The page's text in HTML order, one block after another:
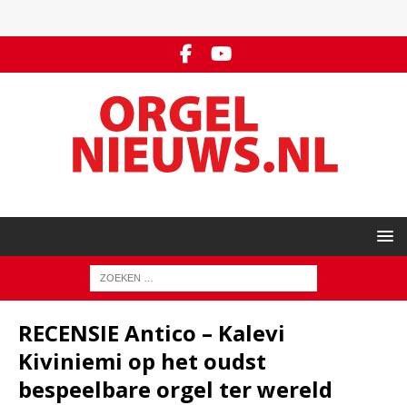
RECENSIE Antico – Kalevi
Kiviniemi op het oudst
bespeelbare orgel ter wereld